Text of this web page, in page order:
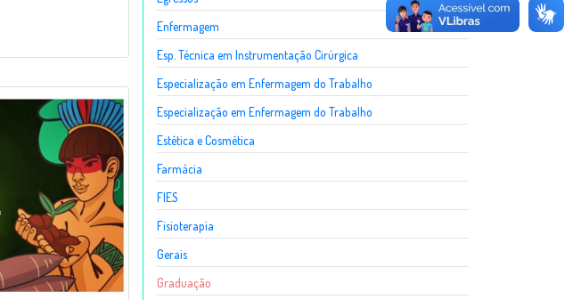
Enfermagem
Esp. Técnica em Instrumentação Cirúrgica
Especialização em Enfermagem do Trabalho
Especialização em Enfermagem do Trabalho
Estética e Cosmética
Farmácia
FIES
Fisioterapia
Gerais
Graduação